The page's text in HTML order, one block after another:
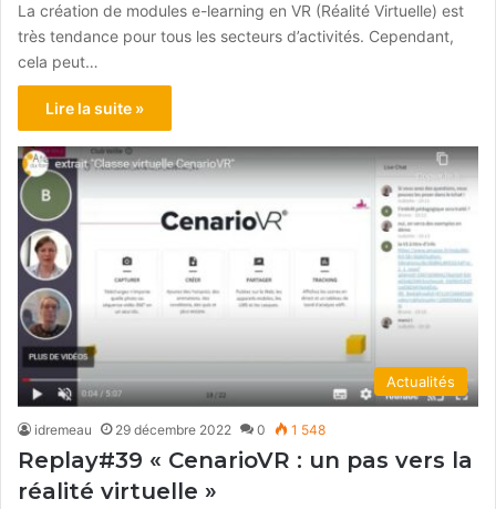
La création de modules e-learning en VR (Réalité Virtuelle) est
très tendance pour tous les secteurs d’activités. Cependant,
cela peut…
Lire la suite »
Actualités
idremeau 29 décembre 2022 0 1 548
Replay#39 « CenarioVR : un pas vers la
réalité virtuelle »